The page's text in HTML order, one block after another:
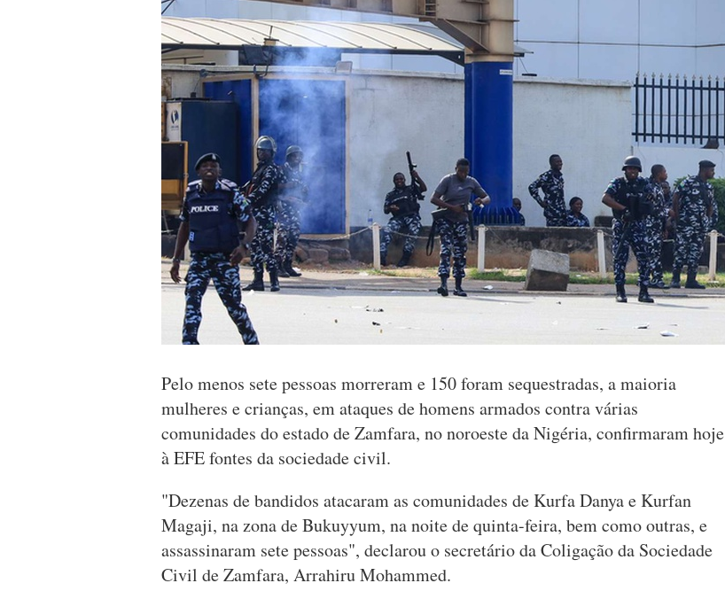
Pelo menos sete pessoas morreram e 150 foram sequestradas, a maioria
mulheres e crianças, em ataques de homens armados contra várias
comunidades do estado de Zamfara, no noroeste da Nigéria, confirmaram hoje
à EFE fontes da sociedade civil.
"Dezenas de bandidos atacaram as comunidades de Kurfa Danya e Kurfan
Magaji, na zona de Bukuyyum, na noite de quinta-feira, bem como outras, e
assassinaram sete pessoas", declarou o secretário da Coligação da Sociedade
Civil de Zamfara, Arrahiru Mohammed.